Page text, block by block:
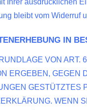
Ihrer ausdrücklichen
bleibt vom Widerruf
IN
VON ART.
ERGEBEN,
WENN